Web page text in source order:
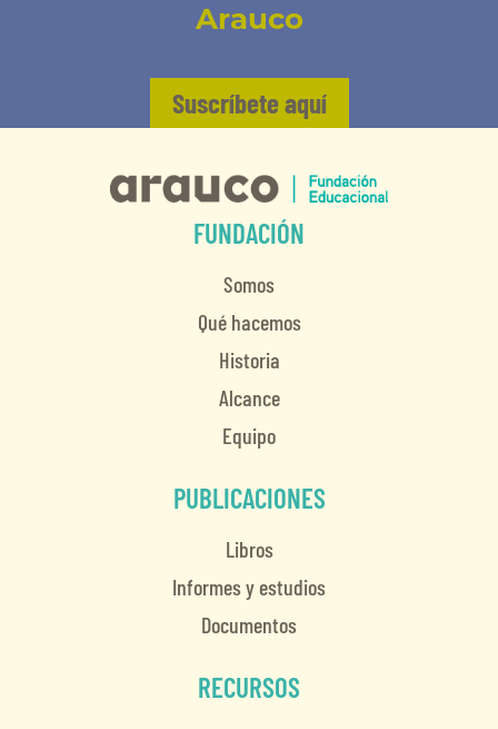
Arauco
Suscríbete aquí
FUNDACIÓN
Somos
Qué hacemos
Historia
Alcance
Equipo
PUBLICACIONES
Libros
Informes y estudios
Documentos
RECURSOS